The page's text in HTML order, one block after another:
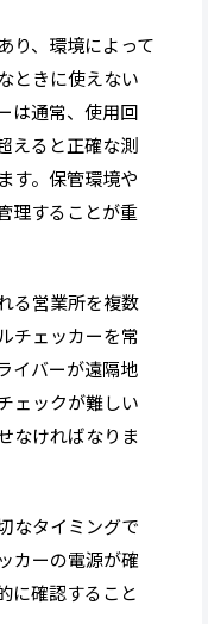
り、環境によって
ときに使えない
は通常、使用回
えると正確な測
す。保管環境や
理することが重
る営業所を複数
チェッカーを常
イバーが遠隔地
ェックが難しい
なければなりま
なタイミングで
カーの電源が確
に確認すること